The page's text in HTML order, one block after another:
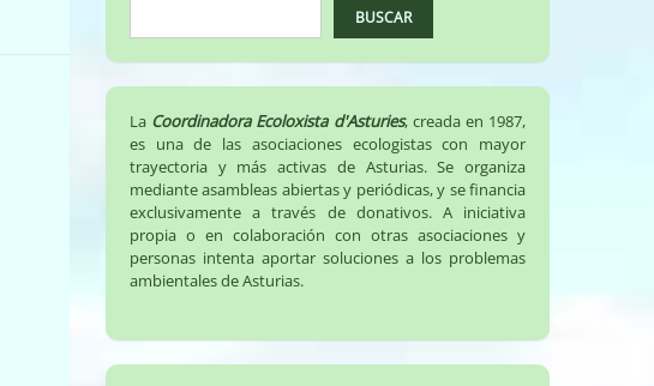
BUSCAR
La Coordinadora Ecoloxista d'Asturies, creada en 1987,
es una de las asociaciones ecologistas con mayor
trayectoria y más activas de Asturias. Se organiza
mediante asambleas abiertas y periódicas, y se financia
exclusivamente a través de donativos. A iniciativa
propia o en colaboración con otras asociaciones y
personas intenta aportar soluciones a los problemas
ambientales de Asturias.